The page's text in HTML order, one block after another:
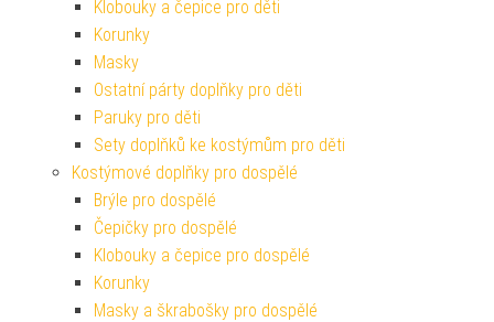
Klobouky a čepice pro děti
Korunky
Masky
Ostatní párty doplňky pro děti
Paruky pro děti
Sety doplňků ke kostýmům pro děti
Kostýmové doplňky pro dospělé
Brýle pro dospělé
Čepičky pro dospělé
Klobouky a čepice pro dospělé
Korunky
Masky a škrabošky pro dospělé